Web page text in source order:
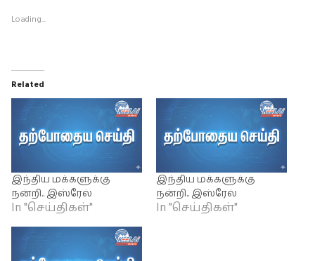
Loading...
Related
இந்திய மக்களுக்கு
நன்றி.. இஸ்ரேல்
In "செய்திகள்"
இந்திய மக்களுக்கு
நன்றி.. இஸ்ரேல்
In "செய்திகள்"